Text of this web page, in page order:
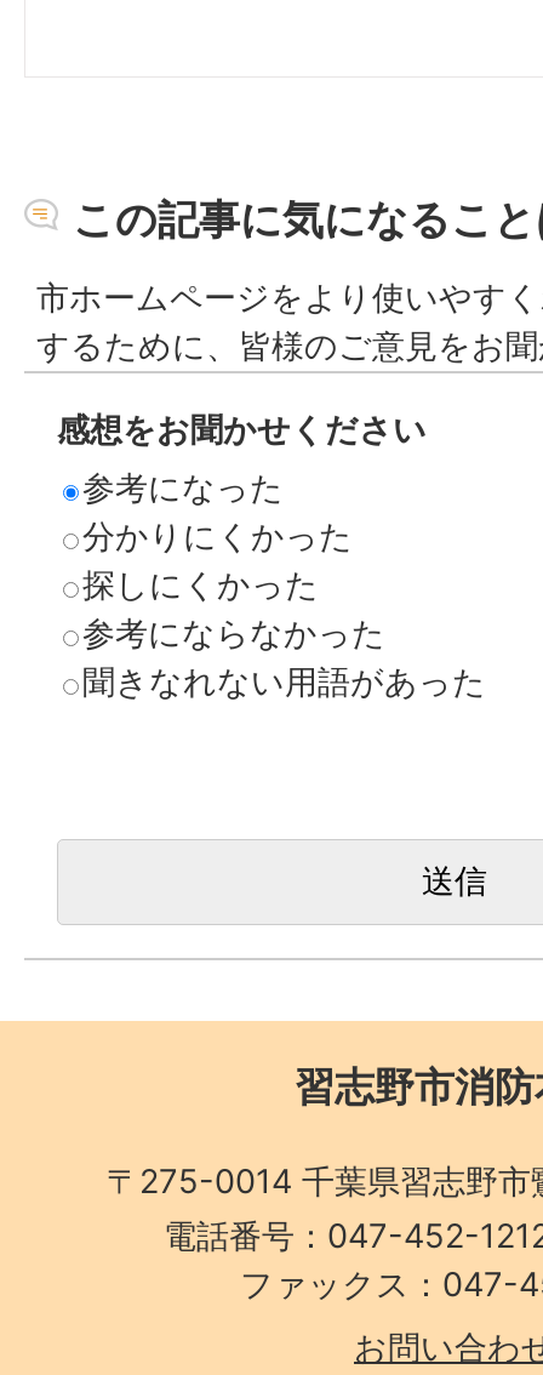
この記事に気になるこ
市ホームページをより使いやす
するために、皆様のご意見をお
感想をお聞かせください
参考になった
分かりにくかった
探しにくかった
参考にならなかった
聞きなれない用語があった
習志野市消
〒275-0014 千葉県習志野市
電話番号：047-452-
ファックス：047-
お問い合わ